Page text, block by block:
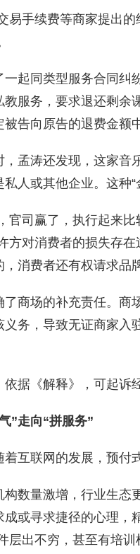
手续费等商家提出的
同类型服务合同纠
服务，要求退还剩余
告向原告的退费金额
涛还发现，这家音
人或其他企业。这种“
司赢了，执行起来比
方对消费者的损失存
消费者还有权请求品
场的补充责任。商
务，导致无证商家
《解释》，可起诉经
”走向“拼服务”
联网的发展，预付式
量激增，行业生态
或寻求捷径的心理，
层出不穷，甚至有培